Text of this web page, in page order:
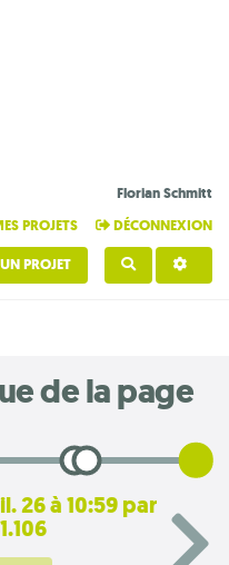
Florian Schmitt
PROJETS DÉCONNEXION
PROJET
de la page
26 à 10:59 par